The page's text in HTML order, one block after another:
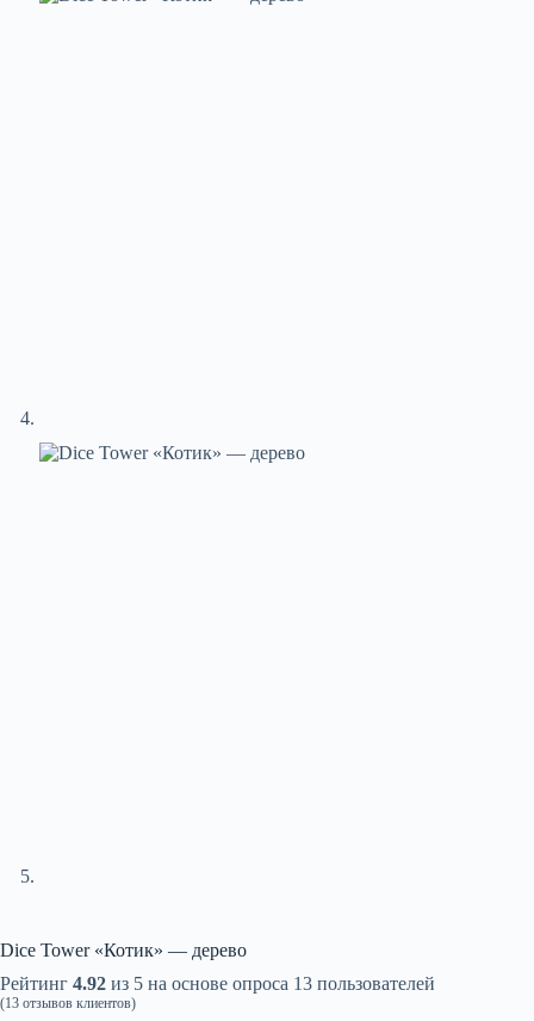
Dice Tower «Котик» — дерево
Рейтинг 4.92 из 5 на основе опроса 13 пользователей
(13 отзывов клиентов)